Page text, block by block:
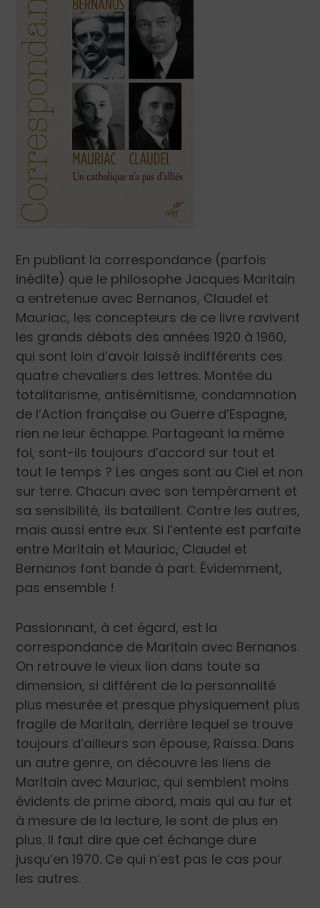
En publiant la correspondance (parfois
inédite) que le philosophe Jacques Maritain
a entretenue avec Bernanos, Claudel et
Mauriac, les concepteurs de ce livre ravivent
les grands débats des années 1920 à 1960,
qui sont loin d’avoir laissé indifférents ces
quatre chevaliers des lettres. Montée du
totalitarisme, antisémitisme, condamnation
de l’Action française ou Guerre d’Espagne,
rien ne leur échappe. Partageant la même
foi, sont-ils toujours d’accord sur tout et
tout le temps ? Les anges sont au Ciel et non
sur terre. Chacun avec son tempérament et
sa sensibilité, ils bataillent. Contre les autres,
mais aussi entre eux. Si l’entente est parfaite
entre Maritain et Mauriac, Claudel et
Bernanos font bande à part. Évidemment,
pas ensemble !
Passionnant, à cet égard, est la
correspondance de Maritain avec Bernanos.
On retrouve le vieux lion dans toute sa
dimension, si différent de la personnalité
plus mesurée et presque physiquement plus
fragile de Maritain, derrière lequel se trouve
toujours d’ailleurs son épouse, Raïssa. Dans
un autre genre, on découvre les liens de
Maritain avec Mauriac, qui semblent moins
évidents de prime abord, mais qui au fur et
à mesure de la lecture, le sont de plus en
plus. Il faut dire que cet échange dure
jusqu’en 1970. Ce qui n’est pas le cas pour
les autres.